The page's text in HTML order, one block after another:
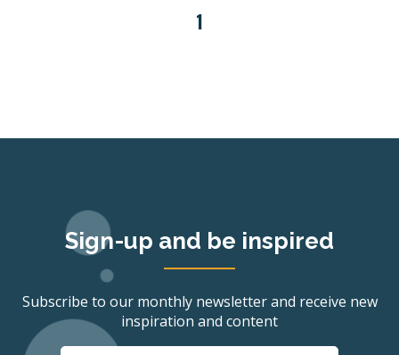
1
Sign-up and be inspired
Subscribe to our monthly newsletter and receive new
inspiration and content